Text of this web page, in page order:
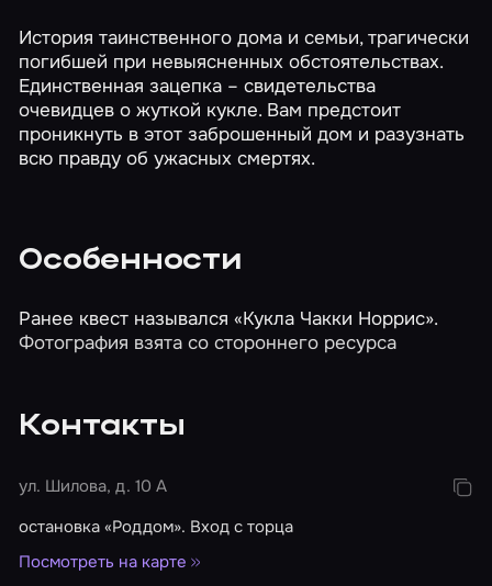
История таинственного дома и семьи, трагически
погибшей при невыясненных обстоятельствах.
Единственная зацепка – свидетельства
очевидцев о жуткой кукле. Вам предстоит
проникнуть в этот заброшенный дом и разузнать
всю правду об ужасных смертях.
Особенности
Ранее квест назывался «Кукла Чакки Норрис».
Фотография взята со стороннего ресурса
Контакты
ул. Шилова, д. 10 А
остановка «Роддом». Вход с торца
Посмотреть на карте